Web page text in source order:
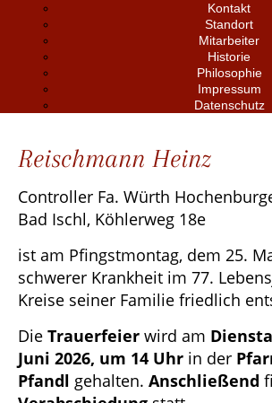
Kontakt
Standort
Mitarbeiter
Historie
Philosophie
Impressum
Datenschutz
Reischmann Heinz
Controller Fa. Würth
Bad Ischl, Köhlerweg 18e
ist am Pfingstmontag, dem 25.
schwerer Krankheit im 77.
Kreise seiner Familie friedlich
Die Trauerfeier wird am
Juni 2026, um 14 Uhr in der
Pfandl gehalten. Anschließend